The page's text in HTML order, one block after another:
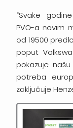
“Svake
PVO-a novim
od 19500
poput
pokazuje
potreba
zaključuje